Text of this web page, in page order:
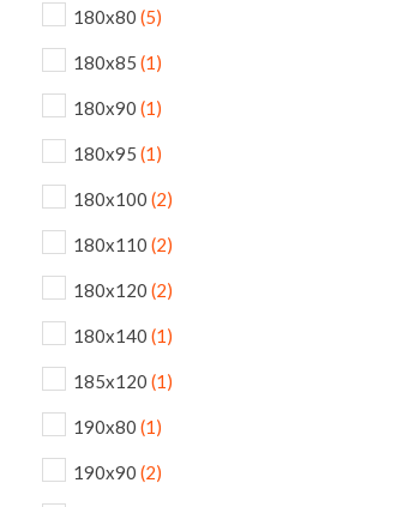
180x80 (5)
180x85 (1)
180x90 (1)
180x95 (1)
180x100 (2)
180x110 (2)
180x120 (2)
180x140 (1)
185x120 (1)
190x80 (1)
190x90 (2)